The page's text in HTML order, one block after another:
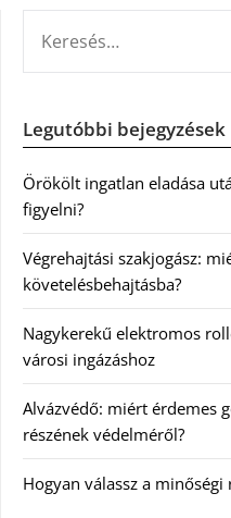
Legutóbbi bejegyzések
Örökölt ingatlan eladása
figyelni?
Végrehajtási szakjogász:
követelésbehajtásba?
Nagykerekű elektromos
városi ingázáshoz
Alvázvédő: miért érdemes
részének védelméről?
Hogyan válassz a